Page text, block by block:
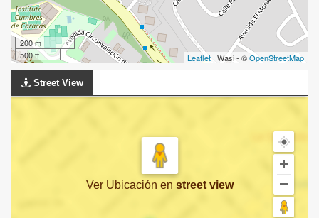
200 m
500 ft
Leaflet | Wasi - ©OpenStreetMap
Street View
Ver Ubicación en street view